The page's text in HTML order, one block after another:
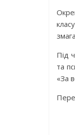
Під
та
«За